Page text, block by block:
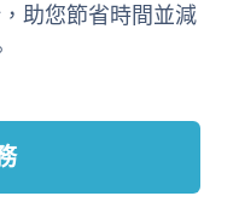
助您節省時間並減